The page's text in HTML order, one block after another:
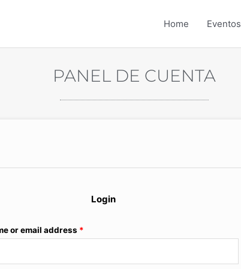
Home Eventos
PANEL DE CUENTA
Login
or email address *